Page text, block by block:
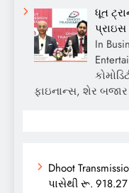
ધૂત
પ્રાઇસ
In
ફાઇનાન્સ, શેર બજાર
Dhoot
પાસેથી રૂ.